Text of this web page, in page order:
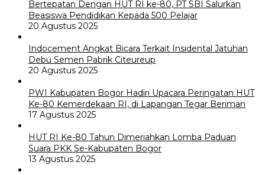
Bertepatan Dengan HUT RI ke-80, PT SBI Salurkan
Beasiswa Pendidikan Kepada 500 Pelajar
20 Agustus 2025
Indocement Angkat Bicara Terkait Insidental Jatuhan
Debu Semen Pabrik Citeureup
20 Agustus 2025
PWI Kabupaten Bogor Hadiri Upacara Peringatan HUT
Ke-80 Kemerdekaan RI, di Lapangan Tegar Beriman
17 Agustus 2025
HUT RI Ke-80 Tahun Dimeriahkan Lomba Paduan
Suara PKK Se-Kabupaten Bogor
13 Agustus 2025